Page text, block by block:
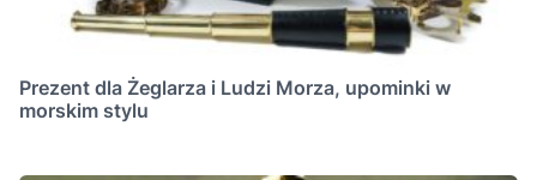
Prezent dla Żeglarza i Ludzi Morza, upominki w
morskim stylu